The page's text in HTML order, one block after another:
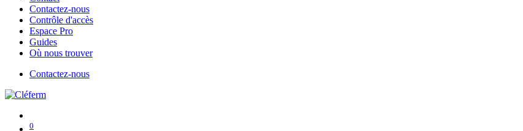
Contactez-nous
Contrôle d'accès
Espace Pro
Guides
Où nous trouver
Contactez-nous
0